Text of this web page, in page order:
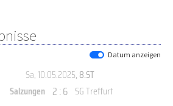
Datum anzeigen
Sa, 10.05.2025, 8.ST
Salzungen 2 : 6 SG Treffurt